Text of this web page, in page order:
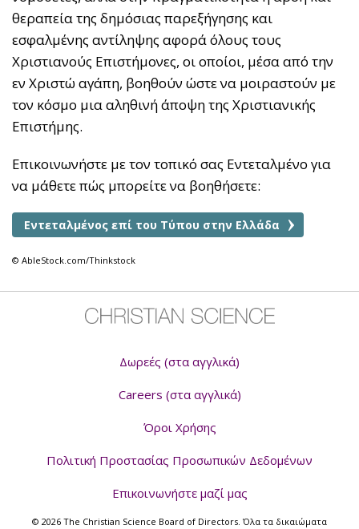
θεραπεία της δημόσιας παρεξήγησης και
εσφαλμένης αντίληψης αφορά όλους τους
Χριστιανούς Επιστήμονες, οι οποίοι, μέσα από την
εν Χριστώ αγάπη, βοηθούν ώστε να μοιραστούν με
τον κόσμο μια αληθινή άποψη της Χριστιανικής
Επιστήμης.
Επικοινωνήστε με τον τοπικό σας Εντεταλμένο για
να μάθετε πώς μπορείτε να βοηθήσετε:
Εντεταλμένος επί του Τύπου στην Ελλάδα
© AbleStock.com/Thinkstock
Δωρεές (στα αγγλικά)
Careers (στα αγγλικά)
Όροι Χρήσης
Πολιτική Προστασίας Προσωπικών Δεδομένων
Επικοινωνήστε μαζί μας
© 2026 The Christian Science Board of Directors. Όλα τα δικαιώματα